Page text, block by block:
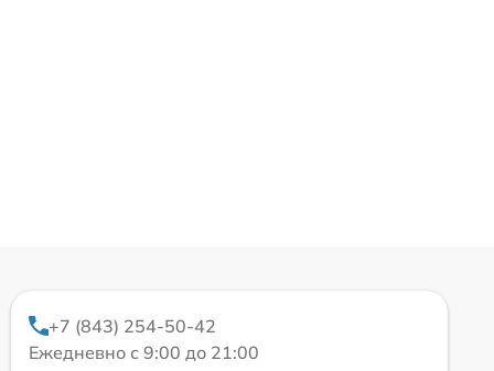
+7 (843) 254-50-42
Ежедневно с 9:00 до 21:00